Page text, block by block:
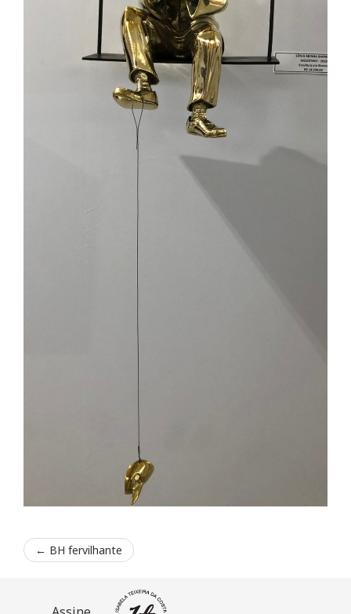
← BH fervilhante